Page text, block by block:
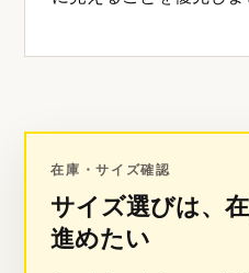
在庫・サイズ確認
サイズ選びは、
進めたい